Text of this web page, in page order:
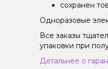
сохранен
Одноразовые
Все заказы
упаковки при
Детальнее о